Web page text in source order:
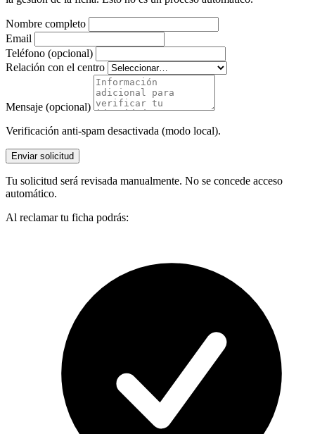
Nombre completo
Email
Teléfono (opcional)
Relación con el centro
Mensaje (opcional)
Verificación anti-spam desactivada (modo local).
Enviar solicitud
Tu solicitud será revisada manualmente. No se concede acceso
automático.
Al reclamar tu ficha podrás: